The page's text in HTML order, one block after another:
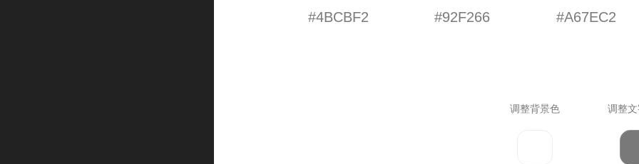
#4BCBF2 #92F266 #A67EC2
调整背景色 调整